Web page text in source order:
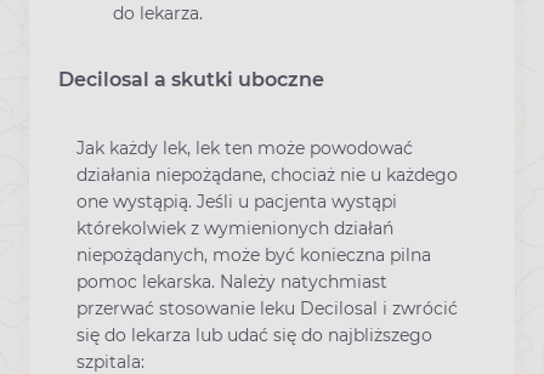
do lekarza.
Decilosal a skutki uboczne
Jak każdy lek, lek ten może powodować
działania niepożądane, chociaż nie u każdego
one wystąpią. Jeśli u pacjenta wystąpi
którekolwiek z wymienionych działań
niepożądanych, może być konieczna pilna
pomoc lekarska. Należy natychmiast
przerwać stosowanie leku Decilosal i zwrócić
się do lekarza lub udać się do najbliższego
szpitala: